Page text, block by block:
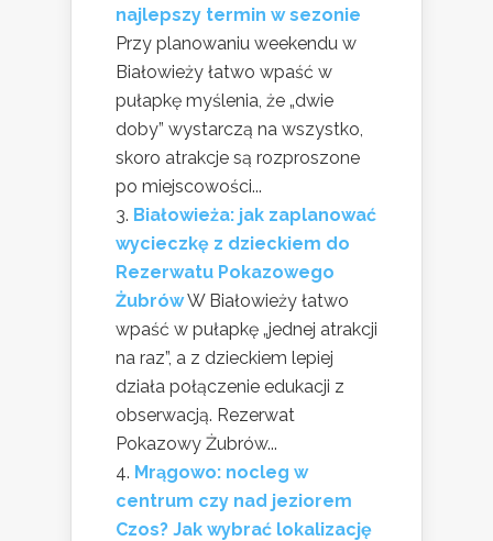
najlepszy termin w sezonie
Przy planowaniu weekendu w
Białowieży łatwo wpaść w
pułapkę myślenia, że „dwie
doby” wystarczą na wszystko,
skoro atrakcje są rozproszone
po miejscowości...
Białowieża: jak zaplanować
wycieczkę z dzieckiem do
Rezerwatu Pokazowego
ŻubrówW Białowieży łatwo
wpaść w pułapkę „jednej atrakcji
na raz”, a z dzieckiem lepiej
działa połączenie edukacji z
obserwacją. Rezerwat
Pokazowy Żubrów...
Mrągowo: nocleg w
centrum czy nad jeziorem
Czos? Jak wybrać lokalizację